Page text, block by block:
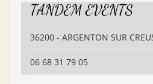
TANDEM EVENTS
36200 - ARGENTON SUR
06 68 31 79 05